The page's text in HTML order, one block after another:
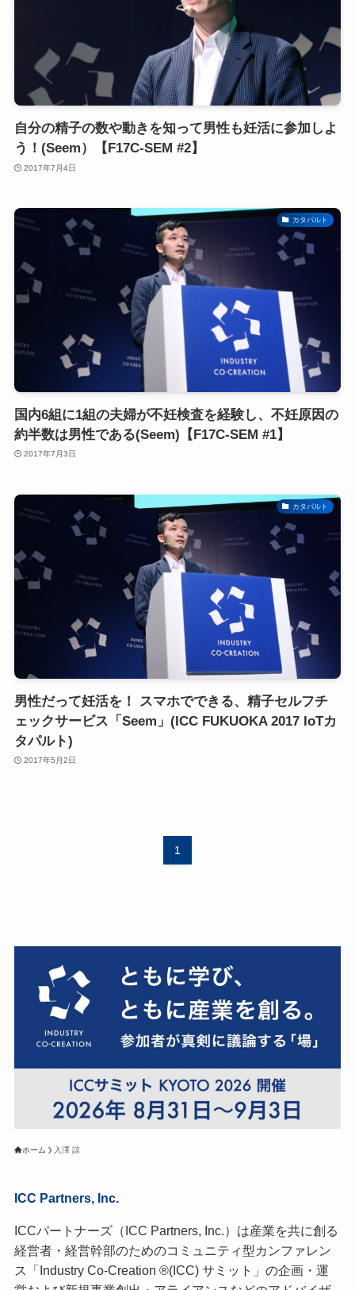
自分の精子の数や動きを知って男性も妊活に参加しよ
う！(Seem）【F17C-SEM #2】
2017年7月4日
カタパルト
国内6組に1組の夫婦が不妊検査を経験し、不妊原因の
約半数は男性である(Seem)【F17C-SEM #1】
2017年7月3日
カタパルト
男性だって妊活を！ スマホでできる、精子セルフチ
ェックサービス「Seem」(ICC FUKUOKA 2017 IoTカ
タパルト)
2017年5月2日
1
ホーム 入澤 諒
ICC Partners, Inc.
ICCパートナーズ（ICC Partners, Inc.）は産業を共に創る
経営者・経営幹部のためのコミュニティ型カンファレン
ス「Industry Co-Creation ®(ICC) サミット」の企画・運